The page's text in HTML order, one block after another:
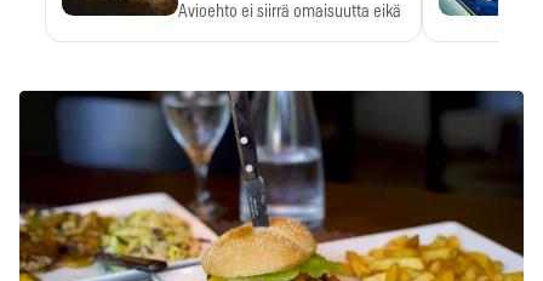
Avioehto ei siirrä omaisuutta eikä